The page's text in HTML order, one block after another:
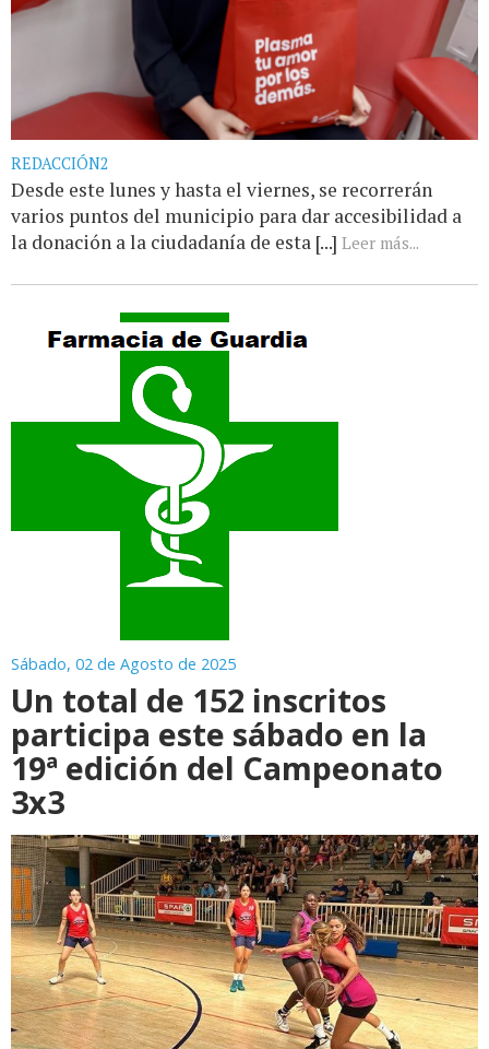
REDACCIÓN2
Desde este lunes y hasta el viernes, se recorrerán
varios puntos del municipio para dar accesibilidad a
la donación a la ciudadanía de esta [...] Leer más...
Sábado, 02 de Agosto de 2025
Un total de 152 inscritos
participa este sábado en la
19ª edición del Campeonato
3x3